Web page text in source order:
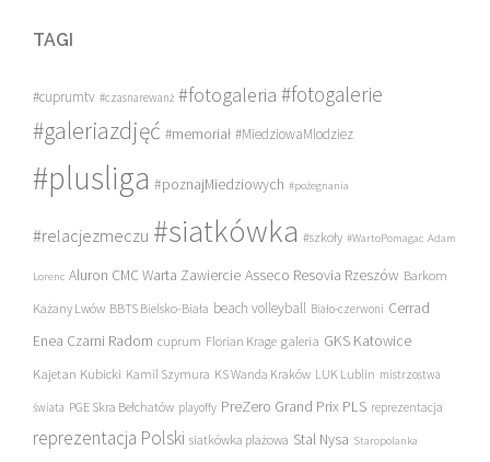
TAGI
#cuprumtv #czasnarewanż #fotogaleria #fotogalerie
#galeriazdjęć #memoriał #MiedziowaMlodziez
#plusliga #poznajMiedziowych #pożegnania
#relacjezmeczu #siatkówka #szkoły #WartoPomagac Adam
Lorenc Aluron CMC Warta Zawiercie Asseco Resovia Rzeszów Barkom
Każany Lwów BBTS Bielsko-Biała beach volleyball Biało-czerwoni Cerrad
Enea Czarni Radom cuprum Florian Krage galeria GKS Katowice
Kajetan Kubicki Kamil Szymura KS Wanda Kraków LUK Lublin mistrzostwa
świata PGE Skra Bełchatów playoffy PreZero Grand Prix PLS reprezentacja
reprezentacja Polski siatkówka plażowa Stal Nysa Staropolanka